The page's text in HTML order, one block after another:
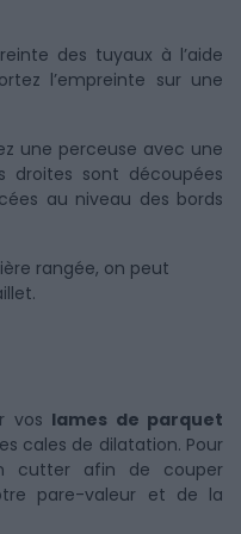
des tuyaux à l’aide
l’empreinte sur une
une perceuse avec une
droites sont découpées
au niveau des bords
rangée, on peut
vos lames de parquet
cales de dilatation. Pour
cutter afin de couper
pare-valeur et de la